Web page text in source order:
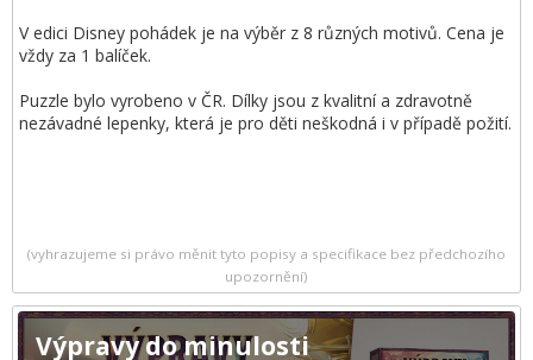
V edici Disney pohádek je na výběr z 8 různých motivů. Cena je
vždy za 1 balíček.
Puzzle bylo vyrobeno v ČR. Dílky jsou z kvalitní a zdravotně
nezávadné lepenky, která je pro děti neškodná i v případě požití.
(vyhrazujeme si právo měnit tyto popisy a specifikace bez předchozího
upozornění)
Výpravy do minulosti